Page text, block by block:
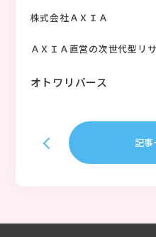
株式会社ＡＸＩＡ
ＡＸＩＡ直営の次世代型リ
オトワリバース
記